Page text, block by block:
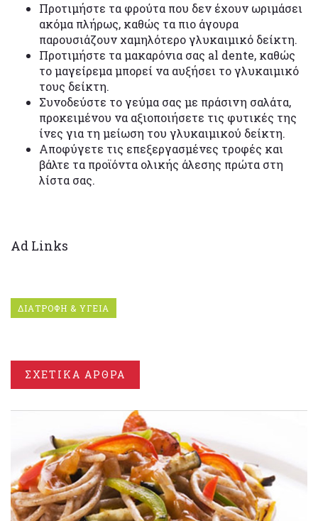
Προτιμήστε τα φρούτα που δεν έχουν ωριμάσει
ακόμα πλήρως, καθώς τα πιο άγουρα
παρουσιάζουν χαμηλότερο γλυκαιμικό δείκτη.
Προτιμήστε τα μακαρόνια σας al dente, καθώς
το μαγείρεμα μπορεί να αυξήσει το γλυκαιμικό
τους δείκτη.
Συνοδεύστε το γεύμα σας με πράσινη σαλάτα,
προκειμένου να αξιοποιήσετε τις φυτικές της
ίνες για τη μείωση του γλυκαιμικού δείκτη.
Αποφύγετε τις επεξεργασμένες τροφές και
βάλτε τα προϊόντα ολικής άλεσης πρώτα στη
λίστα σας.
Ad Links
ΔΙΑΤΡΟΦΗ & ΥΓΕΙΑ
ΣΧΕΤΙΚΑ ΑΡΘΡΑ